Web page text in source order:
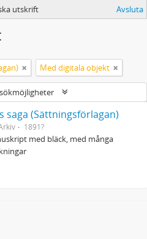
utskrift Avsluta
Med digitala objekt
saga (Sättningsförlagan)
1891?
med bläck, med många